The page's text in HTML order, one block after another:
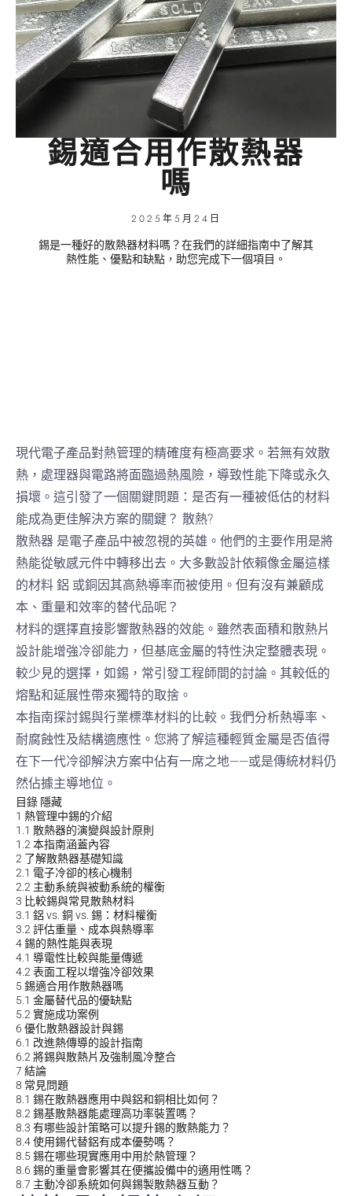
錫適合用作散熱器
嗎
2025年5月24日
錫是一種好的散熱器材料嗎？在我們的詳細指南中了解其
熱性能、優點和缺點，助您完成下一個項目。
現代電子產品對熱管理的精確度有極高要求。若無有效散
熱，處理器與電路將面臨過熱風險，導致性能下降或永久
損壞。這引發了一個關鍵問題：是否有一種被低估的材料
能成為更佳解決方案的關鍵？ 散熱?
散熱器 是電子產品中被忽視的英雄。他們的主要作用是將
熱能從敏感元件中轉移出去。大多數設計依賴像金屬這樣
的材料 鋁 或銅因其高熱導率而被使用。但有沒有兼顧成
本、重量和效率的替代品呢？
材料的選擇直接影響散熱器的效能。雖然表面積和散熱片
設計能增強冷卻能力，但基底金屬的特性決定整體表現。
較少見的選擇，如錫，常引發工程師間的討論。其較低的
熔點和延展性帶來獨特的取捨。
本指南探討錫與行業標準材料的比較。我們分析熱導率、
耐腐蝕性及結構適應性。您將了解這種輕質金屬是否值得
在下一代冷卻解決方案中佔有一席之地——或是傳統材料仍
然佔據主導地位。
目錄 隱藏
1 熱管理中錫的介紹
1.1 散熱器的演變與設計原則
1.2 本指南涵蓋內容
2 了解散熱器基礎知識
2.1 電子冷卻的核心機制
2.2 主動系統與被動系統的權衡
3 比較錫與常見散熱材料
3.1 鋁 vs. 銅 vs. 錫：材料權衡
3.2 評估重量、成本與熱導率
4錫的熱性能與表現
4.1 導電性比較與能量傳遞
4.2 表面工程以增強冷卻效果
5 錫適合用作散熱器嗎
5.1 金屬替代品的優缺點
5.2 實施成功案例
6 優化散熱器設計與錫
6.1 改進熱傳導的設計指南
6.2 將錫與散熱片及強制風冷整合
7 結論
8 常見問題
8.1 錫在散熱器應用中與鋁和銅相比如何？
8.2 錫基散熱器能處理高功率裝置嗎？
8.3 有哪些設計策略可以提升錫的散熱能力？
8.4使用錫代替鋁有成本優勢嗎？
8.5 錫在哪些現實應用中用於熱管理？
8.6 錫的重量會影響其在便攜設備中的適用性嗎？
8.7 主動冷卻系統如何與錫製散熱器互動？